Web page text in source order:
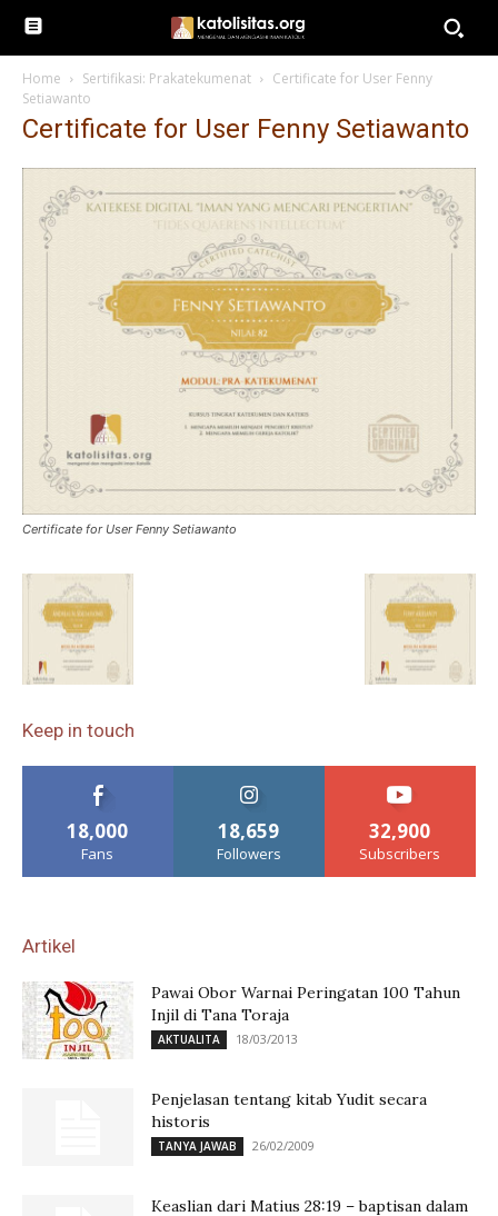
Home Sertifikasi: Prakatekumenat
Certificate for User Fenny
Setiawanto
Certificate for User Fenny Setiawanto
Certificate for User Fenny Setiawanto
Keep in touch
18,000
Fans
18,659
Followers
32,900
Subscribers
Artikel
Pawai Obor Warnai Peringatan 100 Tahun
Injil di Tana Toraja
AKTUALITA 18/03/2013
Penjelasan tentang kitab Yudit secara
historis
TANYA JAWAB 26/02/2009
Keaslian dari Matius 28:19 – baptisan dalam